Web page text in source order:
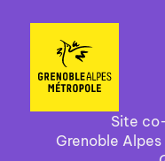
Site
Grenoble